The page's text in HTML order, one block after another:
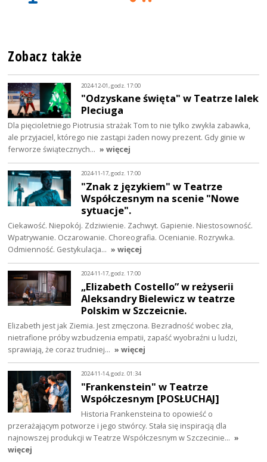
Zobacz także
2024-12-01, godz. 17:00
"Odzyskane święta" w Teatrze lalek
Pleciuga
Dla pięcioletniego Piotrusia strażak Tom to nie tylko zwykła zabawka,
ale przyjaciel, którego nie zastąpi żaden nowy prezent. Gdy ginie w
ferworze świątecznych… » więcej
2024-11-17, godz. 17:00
"Znak z językiem" w Teatrze
Współczesnym na scenie "Nowe
sytuacje".
Ciekawość. Niepokój. Zdziwienie. Zachwyt. Gapienie. Niestosowność.
Wpatrywanie. Oczarowanie. Choreografia. Ocenianie. Rozrywka.
Odmienność. Gestykulacja… » więcej
2024-11-17, godz. 17:00
„Elizabeth Costello” w reżyserii
Aleksandry Bielewicz w teatrze
Polskim w Szczeicnie.
Elizabeth jest jak Ziemia. Jest zmęczona. Bezradność wobec zła,
nietrafione próby wzbudzenia empatii, zapaść wyobraźni u ludzi,
sprawiają, że coraz trudniej… » więcej
2024-11-14, godz. 01:34
"Frankenstein" w Teatrze
Współczesnym [POSŁUCHAJ]
Historia Frankensteina to opowieść o
przerażającym potworze i jego stwórcy. Stała się inspiracją dla
najnowszej produkcji w Teatrze Współczesnym w Szczecinie… »
więcej